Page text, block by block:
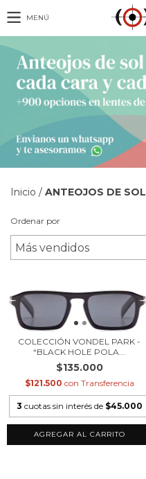
MENÚ
Inicio / ANTEOJOS DE SOL
Ordenar por
COLECCIÓN VONDEL PARK -
“BLACK HOLE POLA...
$135.000
$121.500 con Transferencia
3 cuotas sin interés de $45.000